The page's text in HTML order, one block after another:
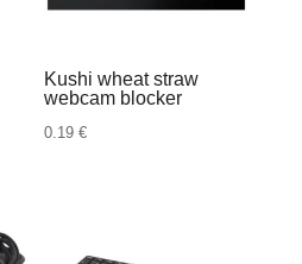
Kushi wheat straw
webcam blocker
0.19€